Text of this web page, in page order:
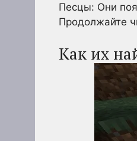
Песцы: Они
Продолжайте
Как их